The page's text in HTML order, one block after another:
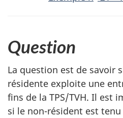
Question
La question est de savoir
résidente exploite une
fins de la TPS/TVH. Il est
si le non-résident est